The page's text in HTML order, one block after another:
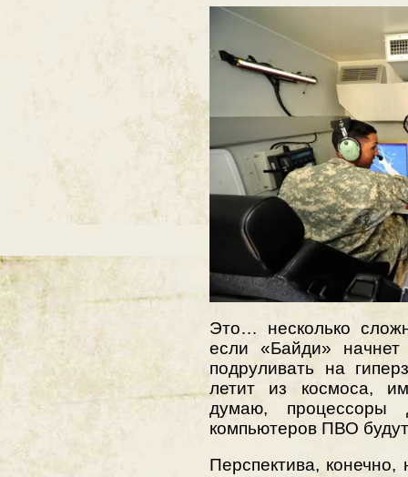
Это… несколько
если «Байди»
подруливать на
летит из космоса,
думаю, процессоры
компьютеров ПВО
Перспектива,